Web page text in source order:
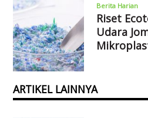
Berita Harian
Riset
Udara
ARTIKEL LAINNYA